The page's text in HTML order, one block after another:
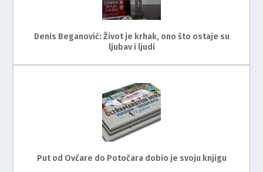
Denis Beganović: Život je krhak, ono što ostaje su
ljubav i ljudi
Put od Ovčare do Potočara dobio je svoju knjigu